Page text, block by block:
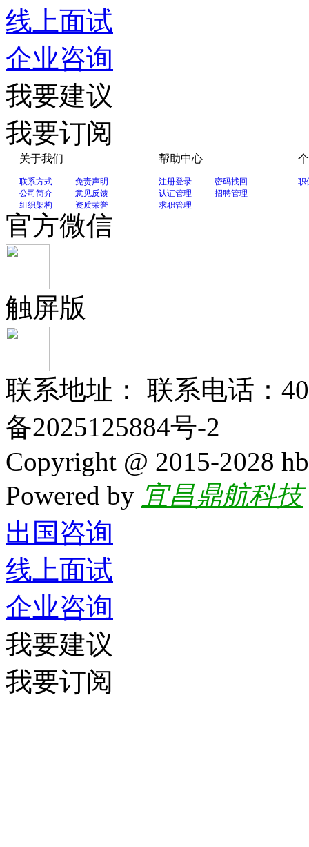
线上面试
企业咨询
我要建议
我要订阅
关于我们
联系方式
免责声明
公司简介
意见反馈
组织架构
资质荣誉
帮助中心
注册登录
密码找回
认证管理
招聘管理
求职管理
职
官方微信
触屏版
联系地址： 联系电话：
备2025125884号-2
Copyright @ 2015-2028
Powered by 宜昌鼎航科技
出国咨询
线上面试
企业咨询
我要建议
我要订阅